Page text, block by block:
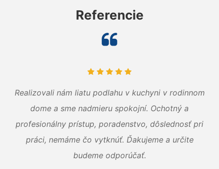
Referencie
Realizovali nám liatu podlahu v kuchyni v rodinnom
dome a sme nadmieru spokojní. Ochotný a
profesionálny prístup, poradenstvo, dôslednosť pri
práci, nemáme čo vytknúť. Ďakujeme a určite
budeme odporúčať.